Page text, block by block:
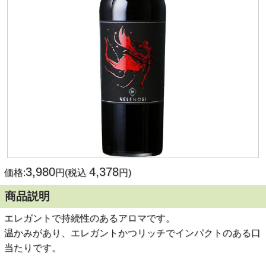
価格:3,980円(税込 4,378円)
商品説明
エレガントで持続性のあるアロマです。
温かみがあり、エレガントかつリッチでインパクトのある口
当たりです。